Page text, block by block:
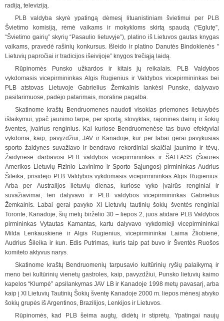
radiją, televiziją.
PLB valdyba skyrė ypatingą dėmesį lituanistiniam švietimui per PLB
Švietimo komisiją, rėmė vaikams ir mokykloms skirtą spaudą (“Eglutę”,
“Švietimo gairių” skyrių “Pasaulio lietuvyje”), platino iš Lietuvos gautas knygas
vaikams, pravedė rašinių konkursus. Išleido ir platino Danutės Bindokienės ”
Lietuvių papročiai ir tradicijos išeivijoje” knygos trečiąją laidą.
Rūpinomės Punsko užkardos ir kitais jų reikalais. PLB Valdybos
vykdomasis vicepirmininkas Algis Rugienius ir Valdybos vicepirmininkas bei
PLB atstovas Lietuvoje Gabrielius Žemkalnis lankėsi Punske, dalyvavo
pasitarimuose, padėjo patarimais, moraline pagalba.
Skatinome kraštų Bendruomenes naudoti visokias priemones lietuvybės
išlaikymui, ypač jaunimo tarpe, per sportą, stovyklas, rajonines dainų ir šokių
šventes, įvairius renginius. Kai kuriose Bendruomenėse tas buvo efektyviai
vykdoma, kaip, pavyzdžiui, JAV ir Kanadoje, kur perlabai gerai pavykusias
sporto žaidynes suvažiavo ir bendravo rekordiniai skaičiai jaunimo ir tėvų.
Žaidynėse darbavosi PLB valdybos vicepirmininkas ir ŠALFASS (Šiaurės
Amerikos Lietuvių Fizinio Lavinimo ir Sporto Sąjungos) pirmininkas Audrius
Šileika, prisidėjo PLB Valdybos vykdomasis vicepirmininkas Algis Rugienius.
Arba per Australijos lietuvių dienas, kuriose vyko įvairūs renginiai ir
suvažiavimai, ten dalyvavo ir PLB valdybos vicepirmininkas Gabrielius
Žemkalnis. Labai gerai pavyko XI Lietuvių tautinių šokių šventės renginiai
Toronte, Kanadoje, šių metų birželio 30 – liepos 2, juos atidarė PLB Valdybos
pirmininkas Vytautas Kamantas, kartu dalyvavo vykdomieji vicepirmininkai
Milda Lenkauskienė ir Algis Rugienius, vicepirmininkai Laima Žliobienė,
Audrius Šileika ir kun. Edis Putrimas, kuris taip pat buvo ir Šventės Ruošos
komiteto aktyvus narys.
Skatinome kraštų Bendruomenių tarpusavio kultūrinių ryšių palaikymą ir
meno bei kultūrinių vienetų gastroles, kaip, pavyzdžiui, Punsko lietuvių kaimo
kapelos “Klumpė” apsilankymas JAV LB ir Kanadoje 1998 metų pavasarį, arba
kaip į XI Lietuvių Tautinių Šokių šventę Kanadoje 2000 m. liepos mėnesį atvyko
šokių grupės iš Argentinos, Brazilijos, Lenkijos ir Lietuvos.
Rūpinomės, kad PLB šeima augtų, didėtų ir stiprėtų. Ypatingai naujų